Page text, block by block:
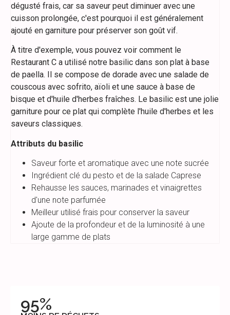
dégusté frais, car sa saveur peut diminuer avec une
cuisson prolongée, c'est pourquoi il est généralement
ajouté en garniture pour préserver son goût vif.
À titre d'exemple, vous pouvez voir comment le
Restaurant C a utilisé notre basilic dans son plat à base
de paella. Il se compose de dorade avec une salade de
couscous avec sofrito, aïoli et une sauce à base de
bisque et d'huile d'herbes fraîches. Le basilic est une jolie
garniture pour ce plat qui complète l'huile d'herbes et les
saveurs classiques.
Attributs du basilic
Saveur forte et aromatique avec une note sucrée
Ingrédient clé du pesto et de la salade Caprese
Rehausse les sauces, marinades et vinaigrettes
d'une note parfumée
Meilleur utilisé frais pour conserver la saveur
Ajoute de la profondeur et de la luminosité à une
large gamme de plats
95%